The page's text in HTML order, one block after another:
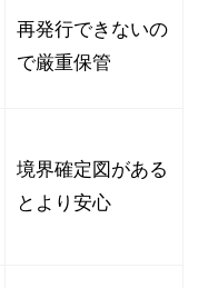
再発行できないの
で厳重保管
境界確定図がある
とより安心